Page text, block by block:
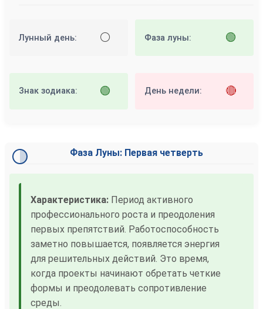
Лунный день: ⚪ Фаза луны: 🟢
Знак зодиака: 🟢 День недели: 🔴
Фаза Луны: Первая четверть
Характеристика: Период активного
профессионального роста и преодоления
первых препятствий. Работоспособность
заметно повышается, появляется энергия
для решительных действий. Это время,
когда проекты начинают обретать четкие
формы и преодолевать сопротивление
среды.